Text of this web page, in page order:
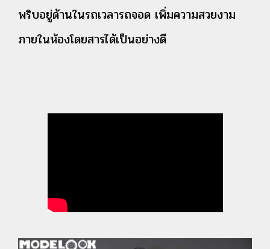
พริบอยู่ด้านในรถเวลารถจอด เพิ่มความสวยงาม
ภายในห้องโดยสารได้เป็นอย่างดี